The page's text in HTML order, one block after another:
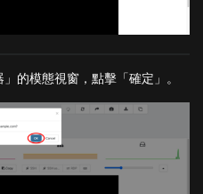
的模態視窗，點擊「確定」。